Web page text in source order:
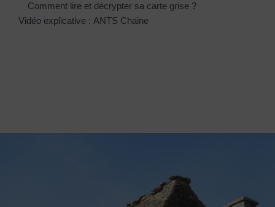
Comment lire et décrypter sa carte grise ?
Vidéo explicative : ANTS Chaine